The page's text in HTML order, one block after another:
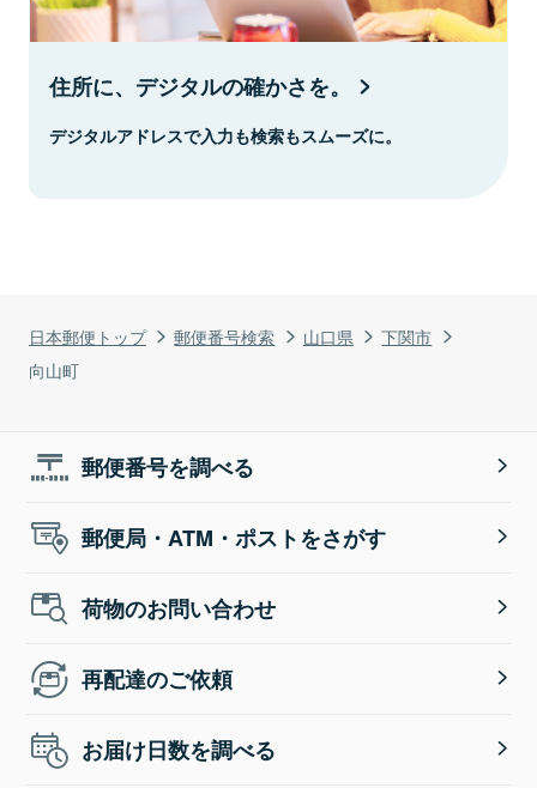
日本郵便トップ 郵便番号検索 山口県
下関市
向山町
住所に、デジタルの確かさを。
デジタルアドレスで入力も検索もスムーズに。
郵便番号を調べる
郵便局・ATM・ポストをさがす
荷物のお問い合わせ
再配達のご依頼
お届け日数を調べる